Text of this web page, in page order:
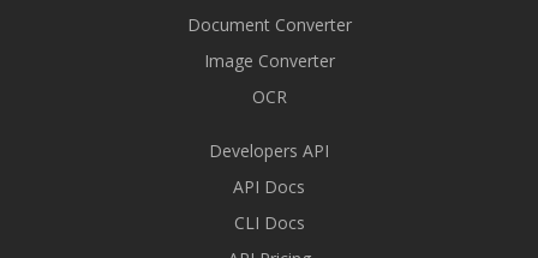
Document Converter
Image Converter
OCR
Developers API
API Docs
CLI Docs